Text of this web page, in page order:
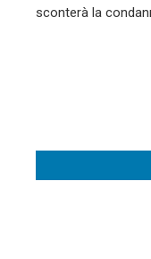
sconterà la